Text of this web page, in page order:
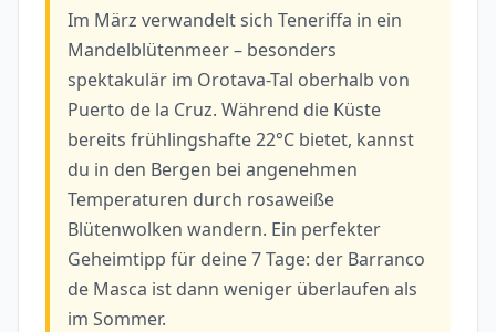
Im März verwandelt sich Teneriffa in ein
Mandelblütenmeer – besonders
spektakulär im Orotava-Tal oberhalb von
Puerto de la Cruz. Während die Küste
bereits frühlingshafte 22°C bietet, kannst
du in den Bergen bei angenehmen
Temperaturen durch rosaweiße
Blütenwolken wandern. Ein perfekter
Geheimtipp für deine 7 Tage: der Barranco
de Masca ist dann weniger überlaufen als
im Sommer.